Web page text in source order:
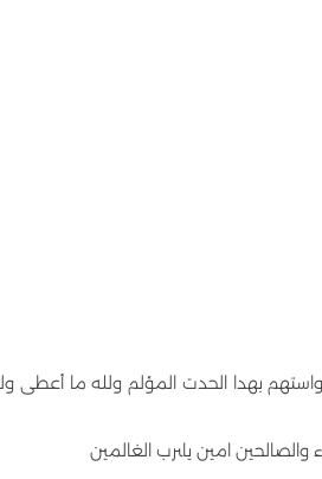
بهدا الحدت المؤلم ولله ما أعطى
والصالحين امين ياىرب الغالمين